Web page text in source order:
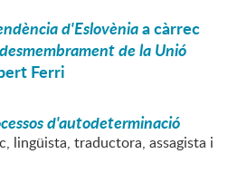
d'Eslovèniaa càrrec
de la Unió
Ferri
d'autodeterminació
lingüista, traductora, assagista i